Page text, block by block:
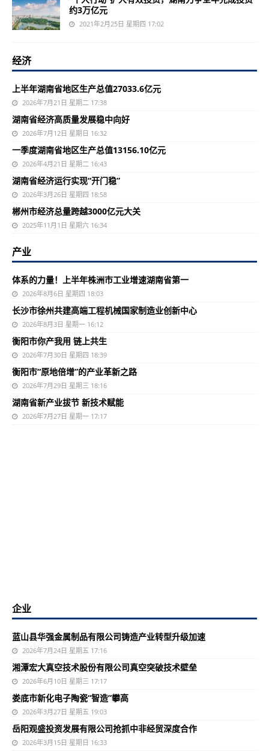
约3万亿元
2021年2月25日 星期四 17:02
经济
上半年湖南省地区生产总值27033.6亿元
2026年7月21日 星期二 17:38
湖南省经济高质量发展稳中向好
2026年7月12日 星期日 16:32
一季度湖南省地区生产总值13156.10亿元
2026年4月21日 星期二 16:43
湖南省经济运行实现“开门稳”
2026年3月26日 星期四 18:58
郴州市经济总量跨越3000亿元大关
2025年11月1日 星期六 16:34
产业
体系的力量！上半年株洲市工业增速湖南省第一
2026年8月6日 星期四 18:03
长沙市徐州共建高端工程机械国家制造业创新中心
2026年8月3日 星期一 16:12
衡阳市你产我用 链上共生
2026年7月30日 星期四 18:39
衡阳市“原地倍增”的产业革新之路
2026年7月29日 星期三 18:16
湖南省新产业拔节 新技术赋能
2026年7月27日 星期一 17:17
企业
蓝山县华强金属制品有限公司铸造产业转型升级加速
2026年7月24日 星期五 17:16
湘潭宏大真空技术股份有限公司真空突破技术壁垒
2026年6月10日 星期三 17:17
娄底市新化电子陶瓷“智造”攀高
2026年3月27日 星期五 19:03
岳阳观盛投资发展有限公司抢抓中非经贸深度合作
2026年3月15日 星期日 16:33